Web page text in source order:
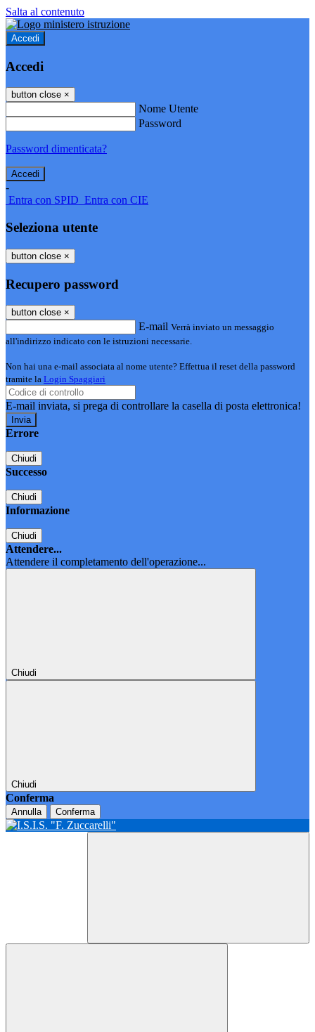
Salta al contenuto
Accedi
Accedi
button close ×
Nome Utente
Password
Password dimenticata?
-
Entra con SPID Entra con CIE
Seleziona utente
button close ×
Recupero password
button close ×
E-mail Verrà inviato un messaggio
all'indirizzo indicato con le istruzioni necessarie.
Non hai una e-mail associata al nome utente? Effettua il reset della password
tramite la Login Spaggiari
E-mail inviata, si prega di controllare la casella di posta elettronica!
Errore
Chiudi
Successo
Chiudi
Informazione
Chiudi
Attendere...
Attendere il completamento dell'operazione...
Chiudi
Chiudi
Conferma
Annulla Conferma